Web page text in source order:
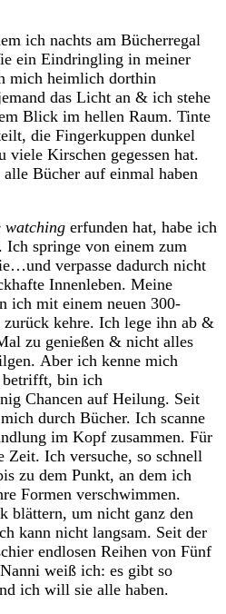
ich nachts am Bücherregal
ein Eindringling in meiner
mich heimlich dorthin
das Licht an & ich stehe
Blick im hellen Raum. Tinte
die Fingerkuppen dunkel
viele Kirschen gegessen hat.
Bücher auf einmal haben
watching erfunden hat, habe ich
springe von einem zum
verpasse dadurch nicht
Innenleben. Meine
ich mit einem neuen 300-
zurück kehre. Ich lege ihn ab &
zu genießen & nicht alles
Aber ich kenne mich
betrifft, bin ich
Chancen auf Heilung. Seit
durch Bücher. Ich scanne
im Kopf zusammen. Für
Zeit. Ich versuche, so schnell
zu dem Punkt, an dem ich
Formen verschwimmen.
blättern, um nicht ganz den
kann nicht langsam. Seit der
endlosen Reihen von Fünf
weiß ich: es gibt so
ich will sie alle haben.